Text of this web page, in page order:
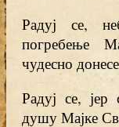
Радуј се,
погребење
чудесно
Радуј се,
душу Мајке